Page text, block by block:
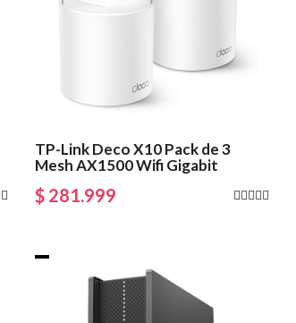
TP-Link Deco X10 Pack de 3
Mesh AX1500 Wifi Gigabit
$ 281.999